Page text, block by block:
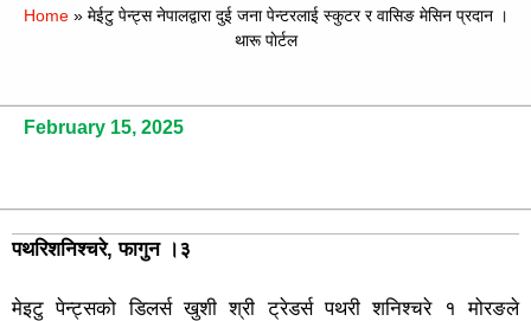
Home» मेईटु पेन्ट्स नेपालद्वारा दुई जना पेन्टरलाई स्कुटर र वासिङ मेसिन प्रदान ।
थारू पाेर्टल
February 15, 2025
पथरिशनिश्चरे, फागुन ।३
मेइटु पेन्ट्सको डिलर्स खुशी श्री ट्रेडर्स पथरी शनिश्चरे १ मोरङले